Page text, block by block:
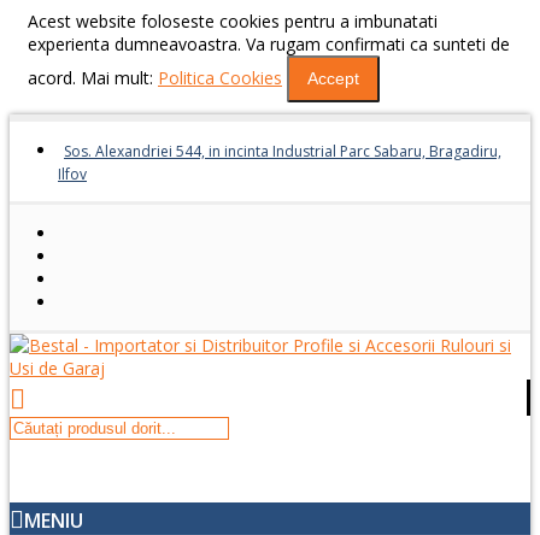
Acest website foloseste cookies pentru a imbunatati
experienta dumneavoastra. Va rugam confirmati ca sunteti de
acord. Mai mult: Politica Cookies Accept
Sos. Alexandriei 544, in incinta Industrial Parc Sabaru, Bragadiru,
Ilfov
MENIU